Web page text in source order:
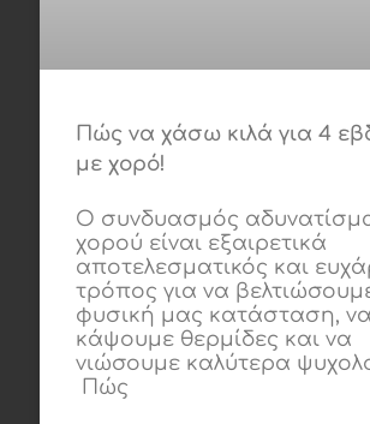
Πώς να χάσω κιλά για 4
με χορό!
Ο συνδυασμός
χορού είναι εξαιρετικά
αποτελεσματικός και
τρόπος για να
φυσική μας κατάσταση, να
κάψουμε θερμίδες και να
νιώσουμε καλύτερα
Πώς